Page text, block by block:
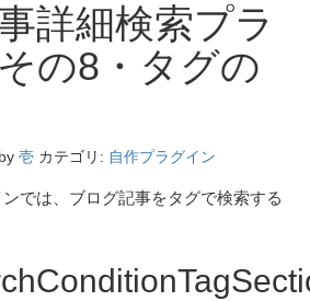
詳細検索プラ
の8・タグの
by 壱 カテゴリ: 自作プラグイン
では、ブログ記事をタグで検索する